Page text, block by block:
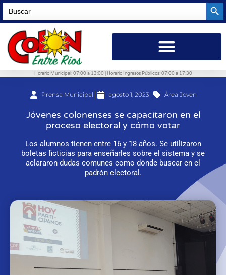
Search
for:
Horario Municipal: 07:00 a 13:00 | Horario Ingresos Públicos: 07:00 a 17:30
Prensa Municipal agosto 1, 2023 Área Joven
Jóvenes colonenses se capacitaron en el
proceso electoral y cómo votar
Los alumnos tienen entre 16 y 18 años. Se utilizaron
boletas ficticias para enseñarles sobre el sistema y se
aclararon dudas comunes como dónde buscar en el
padrón electoral.